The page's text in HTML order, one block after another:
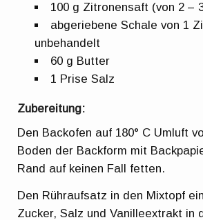
100 g Zitronensaft (von 2 –
abgeriebene Schale von 1
unbehandelt
60 g Butter
1 Prise Salz
Zubereitung:
Den Backofen auf 180° C Umluft
Boden der Backform mit
Rand auf keinen Fall fetten.
Den Rühraufsatz in den Mixtopf
Zucker, Salz und Vanilleextrakt in